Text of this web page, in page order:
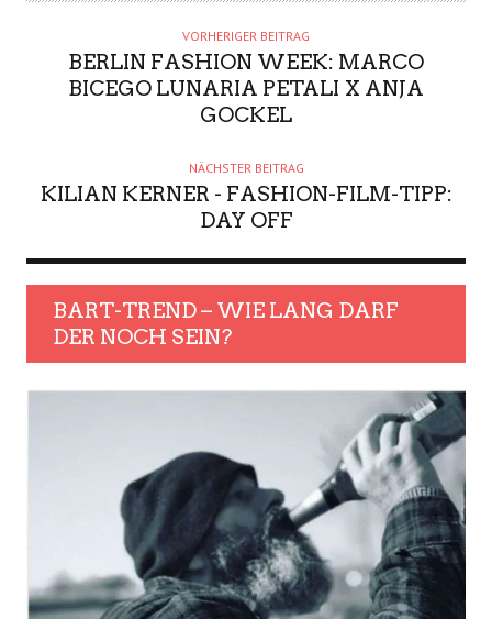
VORHERIGER BEITRAG
BERLIN FASHION WEEK: MARCO
BICEGO LUNARIA PETALI X ANJA
GOCKEL
NÄCHSTER BEITRAG
KILIAN KERNER - FASHION-FILM-TIPP:
DAY OFF
BART-TREND – WIE LANG DARF
DER NOCH SEIN?